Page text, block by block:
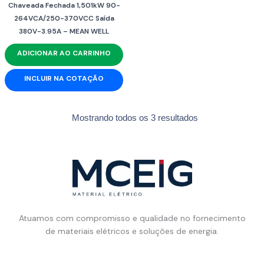
Chaveada Fechada 1,501kW 90-
264VCA/250-370VCC Saída
380V-3.95A – MEAN WELL
ADICIONAR AO CARRINHO
INCLUIR NA COTAÇÃO
Mostrando todos os 3 resultados
Atuamos com compromisso e qualidade no fornecimento
de materiais elétricos e soluções de energia.